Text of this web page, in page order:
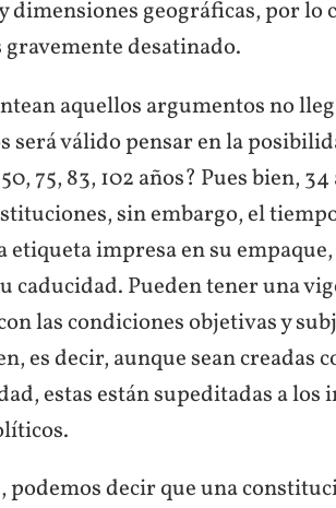
dimensiones geográficas, por lo
desatinado.
aquellos argumentos no
será válido pensar en la
75, 83, 102 años? Pues bien,
sin embargo, el
etiqueta impresa en su
caducidad. Pueden tener una
las condiciones objetivas y
es decir, aunque sean creadas
estas están supeditadas a
podemos decir que una